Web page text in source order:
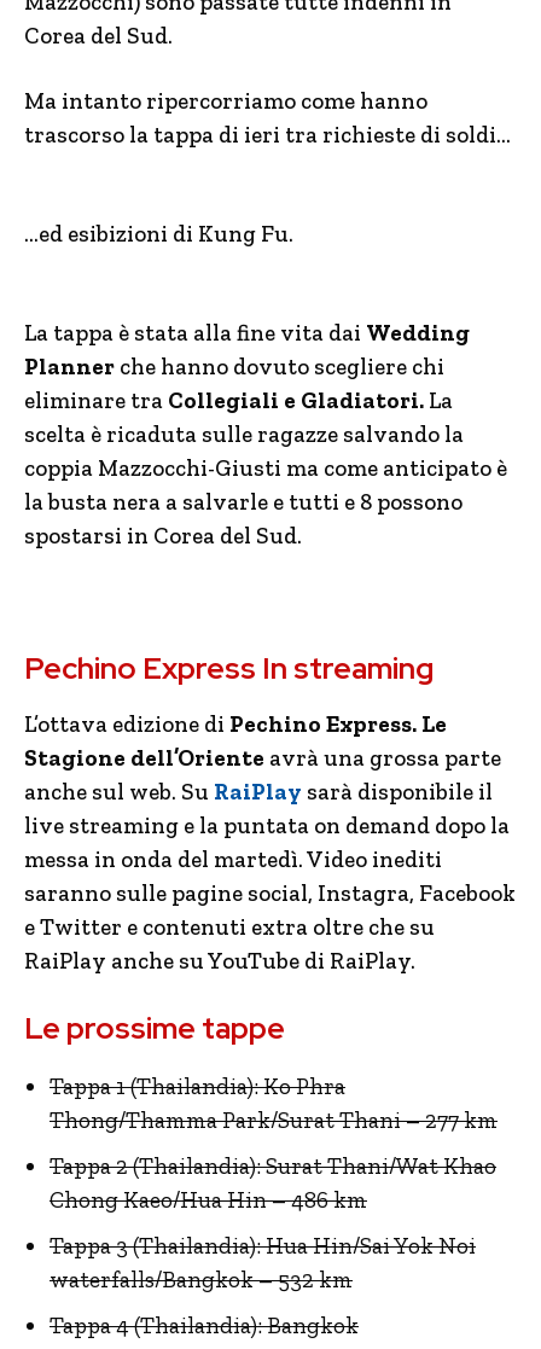
Corea del Sud.
Ma intanto ripercorriamo come hanno
trascorso la tappa di ieri tra richieste di soldi…
…ed esibizioni di Kung Fu.
La tappa è stata alla fine vita dai Wedding
Planner che hanno dovuto scegliere chi
eliminare tra Collegiali e Gladiatori. La
scelta è ricaduta sulle ragazze salvando la
coppia Mazzocchi-Giusti ma come anticipato è
la busta nera a salvarle e tutti e 8 possono
spostarsi in Corea del Sud.
Pechino Express In streaming
L’ottava edizione di Pechino Express. Le
Stagione dell’Oriente avrà una grossa parte
anche sul web. Su RaiPlay sarà disponibile il
live streaming e la puntata on demand dopo la
messa in onda del martedì. Video inediti
saranno sulle pagine social, Instagra, Facebook
e Twitter e contenuti extra oltre che su
RaiPlay anche su YouTube di RaiPlay.
Le prossime tappe
Tappa 1 (Thailandia): Ko Phra
Thong/Thamma Park/Surat Thani – 277 km
Tappa 2 (Thailandia): Surat Thani/Wat Khao
Chong Kaeo/Hua Hin – 486 km
Tappa 3 (Thailandia): Hua Hin/Sai Yok Noi
waterfalls/Bangkok – 532 km
Tappa 4 (Thailandia): Bangkok